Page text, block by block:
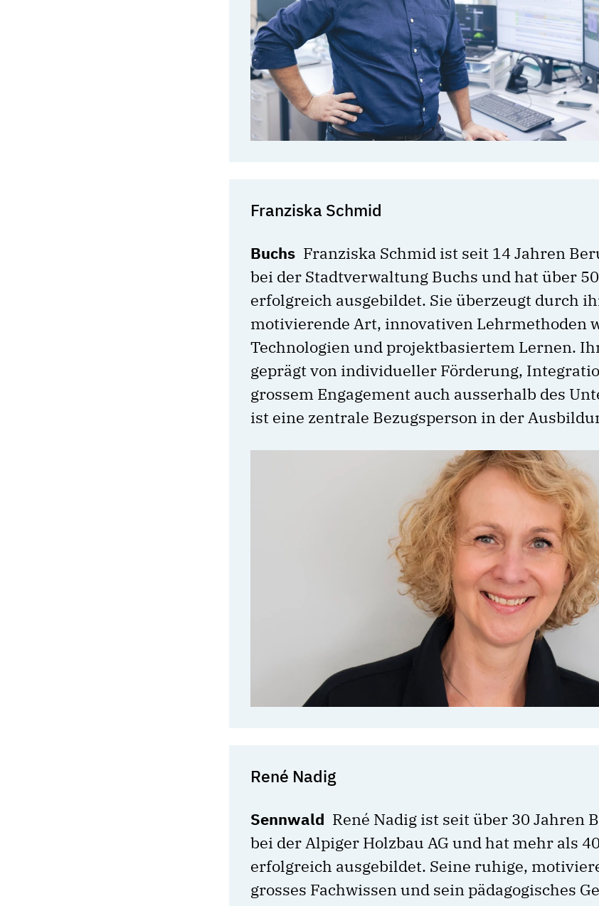
Franziska Schmid
Buchs Franziska Schmid ist seit 14 Jahren
bei der Stadtverwaltung Buchs und hat über
erfolgreich ausgebildet. Sie überzeugt durch
motivierende Art, innovativen Lehrmethoden
Technologien und projektbasiertem Lernen.
geprägt von individueller Förderung,
grossem Engagement auch ausserhalb des
ist eine zentrale Bezugsperson in der
René Nadig
Sennwald René Nadig ist seit über 30 Jahren
bei der Alpiger Holzbau AG und hat mehr als
erfolgreich ausgebildet. Seine ruhige,
grosses Fachwissen und sein pädagogisches